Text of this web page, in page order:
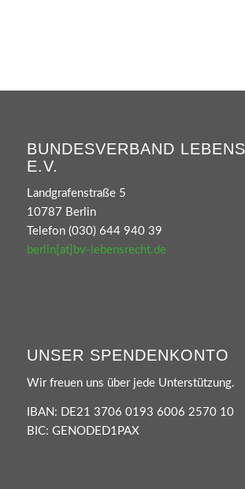
BUNDESVERBAND
E.V.
Landgrafenstraße 5
10787 Berlin
Telefon (030) 644 940 39
berlin[at]bv-lebensrecht.de
UNSER SPENDENKONTO
Wir freuen uns über jede Unterstützung.
IBAN: DE21 3706 0193 6006 2570 10
BIC: GENODED1PAX